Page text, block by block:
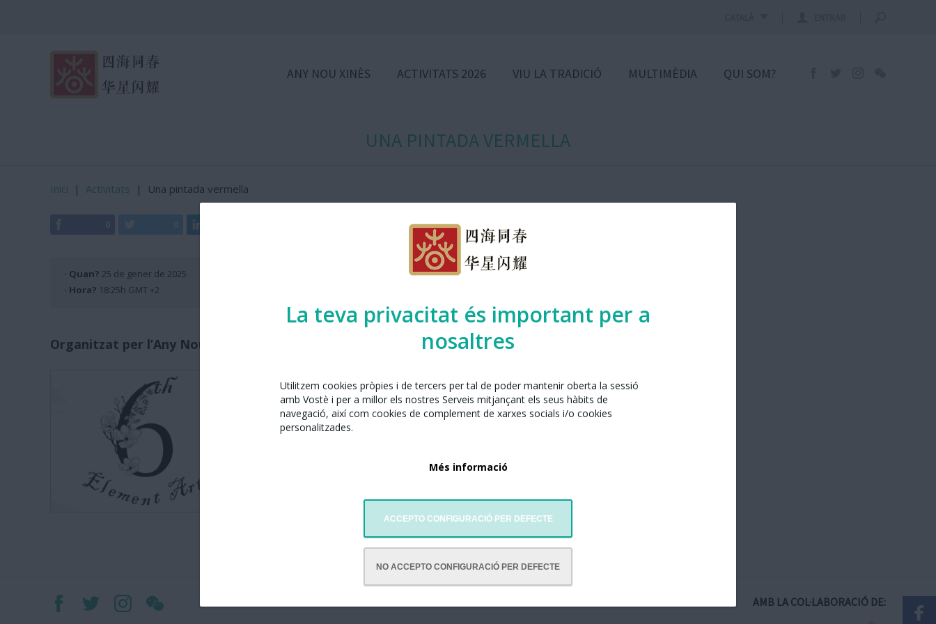
La teva privacitat és important per a
nosaltres
Utilitzem cookies pròpies i de tercers per tal de poder mantenir oberta la sessió
amb Vostè i per a millor els nostres Serveis mitjançant els seus hàbits de
navegació, així com cookies de complement de xarxes socials i/o cookies
personalitzades.
Més informació
ACCEPTO CONFIGURACIÓ PER DEFECTE
NO ACCEPTO CONFIGURACIÓ PER DEFECTE
ANY NOU XINÈS ACTIVITATS 2026 VIU LA TRADICIÓ MULTIMÈDIA QUI SOM?
UNA PINTADA VERMELLA
Inici | Activitats | Una pintada vermella
· Quan? 25 de gener de 2025
· Hora? 18:25h GMT +2
Organitzat per l’Any Nou Xinès amb Barcelona juntament amb:
AMB LA COL·LABORACIÓ DE: